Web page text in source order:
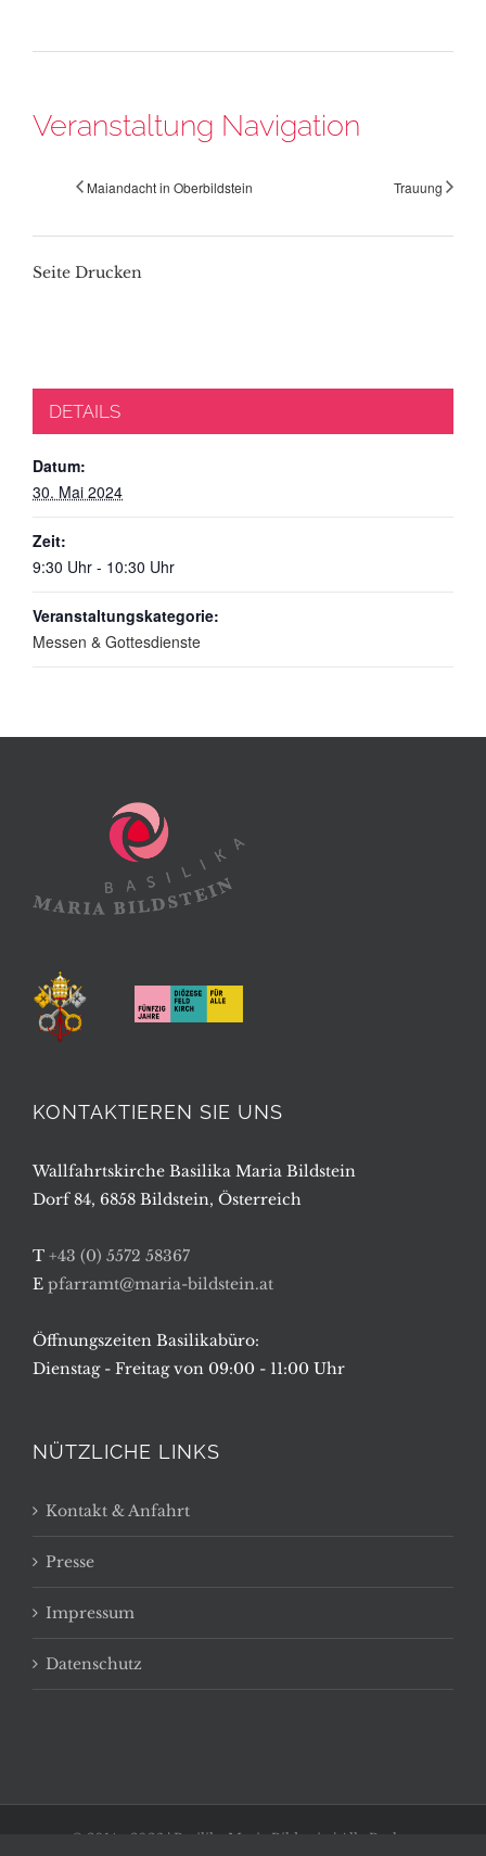
Veranstaltung Navigation
Maiandacht in Oberbildstein Trauung
Seite Drucken
DETAILS
Datum:
30. Mai 2024
Zeit:
9:30 Uhr - 10:30 Uhr
Veranstaltungskategorie:
Messen & Gottesdienste
KONTAKTIEREN SIE UNS
Wallfahrtskirche Basilika Maria Bildstein
Dorf 84, 6858 Bildstein, Österreich
T +43 (0) 5572 58367
E pfarramt@maria-bildstein.at
Öffnungszeiten Basilikabüro:
Dienstag - Freitag von 09:00 - 11:00 Uhr
NÜTZLICHE LINKS
Kontakt & Anfahrt
Presse
Impressum
Datenschutz
© 2014 - 2026 | Basilika Maria Bildstein | Alle Rechte